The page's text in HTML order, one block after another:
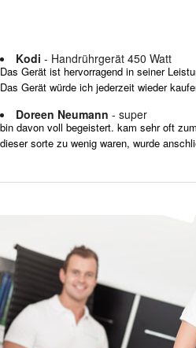
Kodi - Handrührgerät 450 Watt
Das Gerät ist hervorragend in seiner
Das Gerät würde ich jederzeit wieder
Doreen Neumann - super
bin davon voll begeistert. kam sehr oft
dieser sorte zu wenig waren, wurde